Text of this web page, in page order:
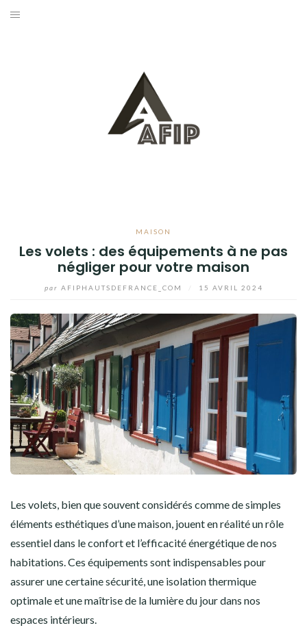
Aller
MAISON
Les volets : des équipements à ne pas
négliger pour votre maison
par AFIPHAUTSDEFRANCE_COM 15 AVRIL 2024
Les volets, bien que souvent considérés comme de simples
éléments esthétiques d’une maison, jouent en réalité un rôle
essentiel dans le confort et l’efficacité énergétique de nos
habitations. Ces équipements sont indispensables pour
assurer une certaine sécurité, une isolation thermique
optimale et une maîtrise de la lumière du jour dans nos
espaces intérieurs.